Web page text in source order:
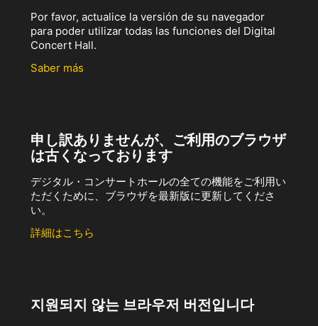
Por favor, actualice la versión de su navegador
para poder utilizar todas las funciones del Digital
Concert Hall.
Saber más
申し訳ありませんが、ご利用のブラウザ
は古くなっております
デジタル・コンサートホールの全ての機能をご利用い
ただくために、ブラウザを最新版に更新してくださ
い。
詳細はこちら
지원되지 않는 브라우저 버전입니다